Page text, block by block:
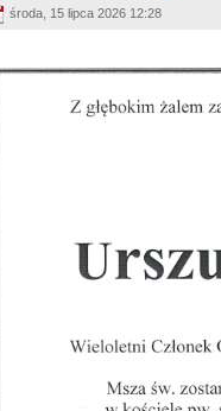
środa, 15 lipca 2026 12:28